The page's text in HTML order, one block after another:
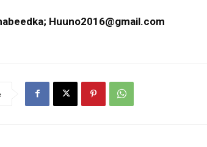
Huuno2016@gmail.com